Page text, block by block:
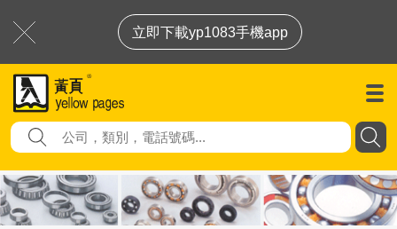
立即下載yp1083手機app